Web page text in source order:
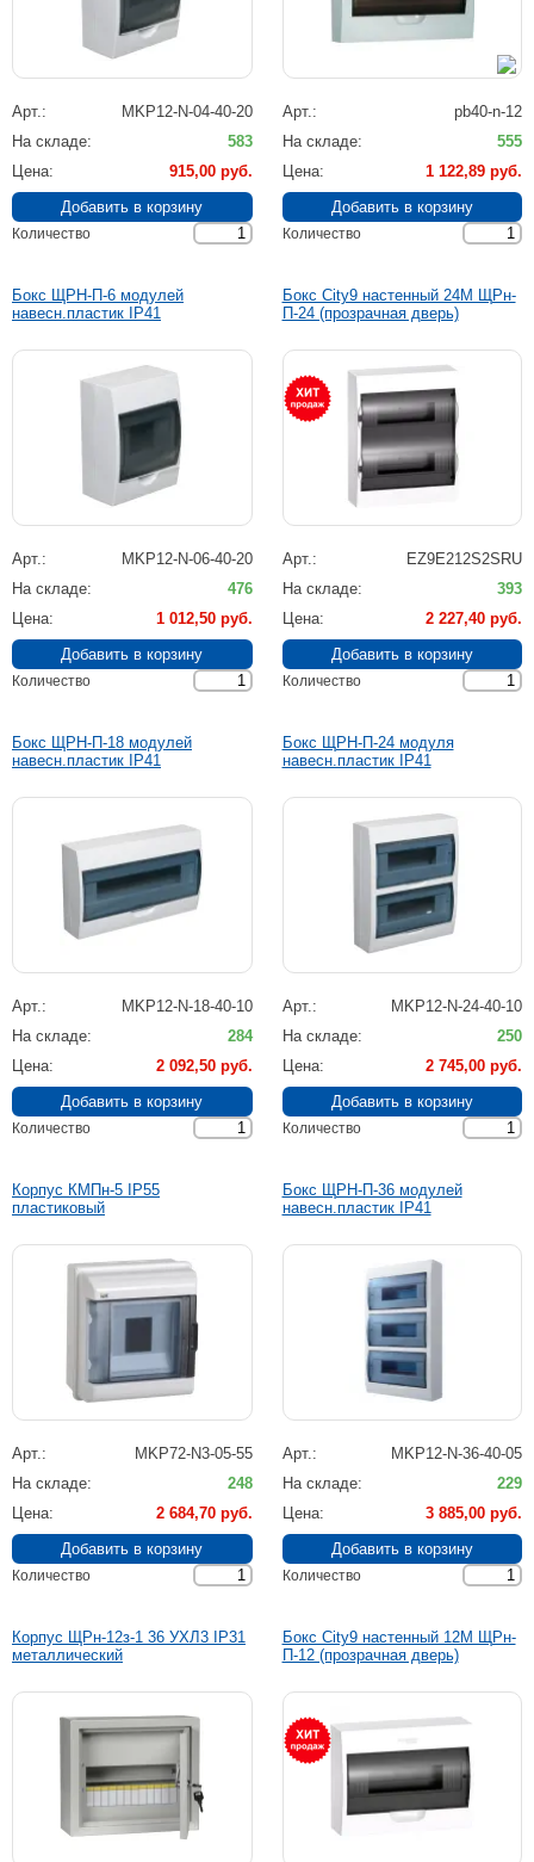
Арт.
MKP12-N-04-40-20
На складе
583
Цена
915,00 руб.
Количество
Арт.
pb40-n-12
На складе
555
Цена
1 122,89 руб.
Количество
Бокс ЩРН-П-6 модулей
навесн.пластик IP41
Арт.
MKP12-N-06-40-20
На складе
476
Цена
1 012,50 руб.
Количество
Бокс City9 настенный 24М ЩРн-
П-24 (прозрачная дверь)
Арт.
EZ9E212S2SRU
На складе
393
Цена
2 227,40 руб.
Количество
Бокс ЩРН-П-18 модулей
навесн.пластик IP41
Арт.
MKP12-N-18-40-10
На складе
284
Цена
2 092,50 руб.
Количество
Бокс ЩРН-П-24 модуля
навесн.пластик IP41
Арт.
MKP12-N-24-40-10
На складе
250
Цена
2 745,00 руб.
Количество
Корпус КМПн-5 IP55
пластиковый
Арт.
MKP72-N3-05-55
На складе
248
Цена
2 684,70 руб.
Количество
Бокс ЩРН-П-36 модулей
навесн.пластик IP41
Арт.
MKP12-N-36-40-05
На складе
229
Цена
3 885,00 руб.
Количество
Корпус ЩРн-12з-1 36 УХЛ3 IP31
металлический
Бокс City9 настенный 12М ЩРн-
П-12 (прозрачная дверь)